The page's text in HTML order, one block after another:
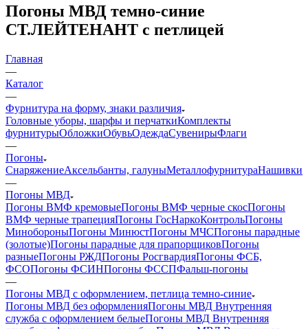
Погоны МВД темно-синие
СТ.ЛЕЙТЕНАНТ с петлицей
Главная
—
Каталог
—
Фурнитура на форму, знаки различия
Головные уборы, шарфы и перчаткиКомплекты
фурнитурыОбложкиОбувьОдеждаСувенирыФлаги
—
Погоны
СнаряжениеАксельбанты, галуныМеталлофурнитураНашивки
—
Погоны МВД
Погоны ВМФ кремовыеПогоны ВМФ черные скосПогоны
ВМФ черные трапецияПогоны ГосНаркоКонтрольПогоны
МинобороныПогоны МинюстПогоны МЧСПогоны парадные
(золотые)Погоны парадные для прапорщиковПогоны
разныеПогоны РЖДПогоны РосгвардияПогоны ФСБ,
ФСОПогоны ФСИНПогоны ФССПФальш-погоны
—
Погоны МВД с оформлением, петлица темно-синие
Погоны МВД без оформленияПогоны МВД Внутренняя
служба с оформлением белыеПогоны МВД Внутренняя